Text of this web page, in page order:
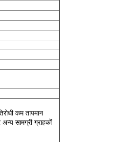
कम तापमान
सामग्री ग्राहकों